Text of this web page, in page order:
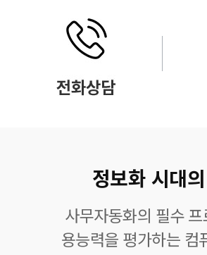
정보화 시대
사무자동화의 필수
용능력을 평가하는 컴